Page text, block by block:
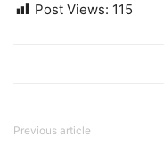
Post Views: 115
Previous article